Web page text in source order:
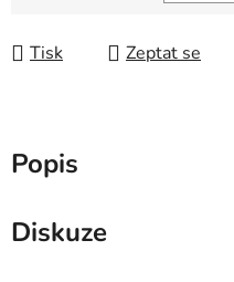
Tisk Zeptat se
Popis
Diskuze